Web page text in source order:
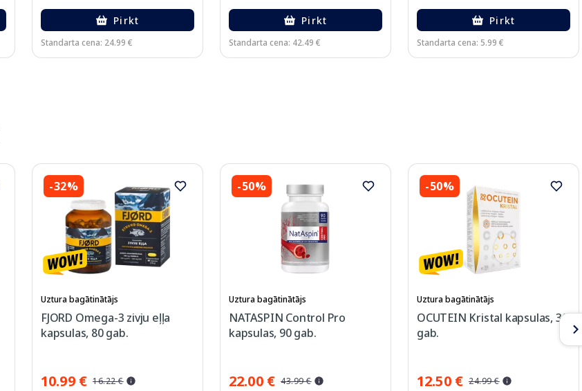
Pirkt
Standarta cena: 24.99 €
Pirkt
Standarta cena: 42.49 €
Pirkt
Standarta cena: 5.99 €
-32%
Uztura bagātinātājs
FJORD Omega-3 zivju eļļa
kapsulas, 80 gab.
10.99 € 16.22 €
-50%
Uztura bagātinātājs
NATASPIN Control Pro
kapsulas, 90 gab.
22.00 € 43.99 €
-50%
Uztura bagātinātājs
OCUTEIN Kristal kapsulas, 30
gab.
12.50 € 24.99 €